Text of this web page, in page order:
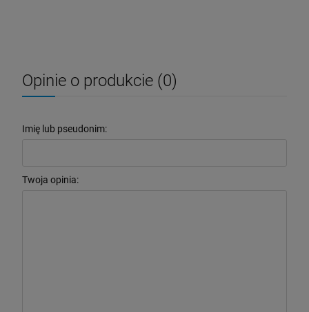
Opinie o produkcie (0)
Imię lub pseudonim:
Twoja opinia: